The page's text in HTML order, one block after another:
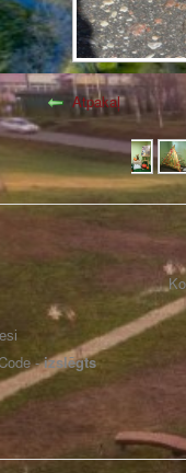
Atpakaļ
-izslēgts